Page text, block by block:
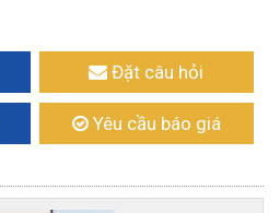
Đặt câu hỏi
Yêu cầu báo giá